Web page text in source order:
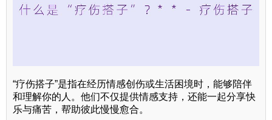
“疗伤搭子”是指在经历情感创伤或生活困境时，能够陪伴
和理解你的人。他们不仅提供情感支持，还能一起分享快
乐与痛苦，帮助彼此慢慢愈合。